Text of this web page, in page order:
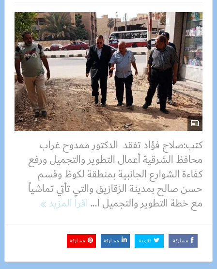
كتب:صلاح فؤاد تفقد الدكتور ممدوح غراب
محافظ الشرقية أعمال التطوير والتجميل ورفع
كفاءة الشوارع الجانبية بمنطقة لكوظ وقسم
حسن صالح بمدينة الزقازيق والتي تأتي تماشياً
مع خطة التطوير والتجميل ا...اقرأ المزيد
مشاركة تغريدة مشاركة مشاركة